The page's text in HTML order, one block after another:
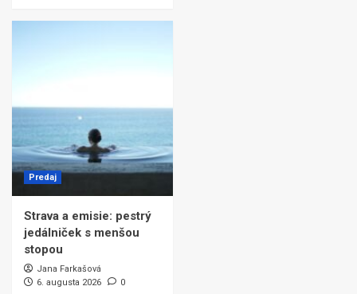
Predaj
Strava a emisie: pestrý
jedálniček s menšou
stopou
Jana Farkašová
6. augusta 2026
0